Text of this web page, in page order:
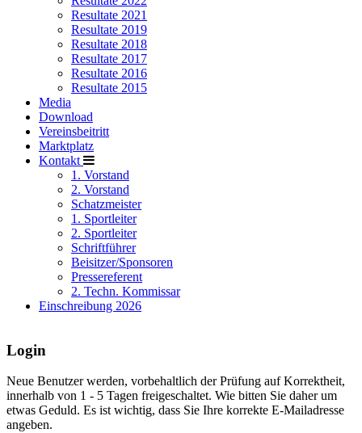
Resultate 2021
Resultate 2019
Resultate 2018
Resultate 2017
Resultate 2016
Resultate 2015
Media
Download
Vereinsbeitritt
Marktplatz
Kontakt
1. Vorstand
2. Vorstand
Schatzmeister
1. Sportleiter
2. Sportleiter
Schriftführer
Beisitzer/Sponsoren
Pressereferent
2. Techn. Kommissar
Einschreibung 2026
Login
Neue Benutzer werden, vorbehaltlich der Prüfung auf Korrektheit,
innerhalb von 1 - 5 Tagen freigeschaltet. Wie bitten Sie daher um
etwas Geduld. Es ist wichtig, dass Sie Ihre korrekte E-Mailadresse
angeben.